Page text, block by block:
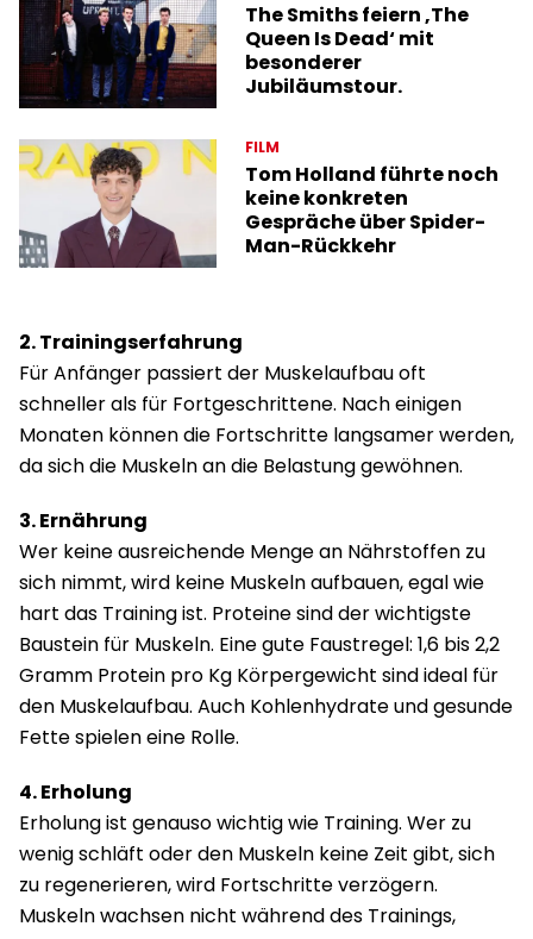
The Smiths feiern ‚The
Queen Is Dead‘ mit
besonderer
Jubiläumstour.
FILM
Tom Holland führte noch
keine konkreten
Gespräche über Spider-
Man-Rückkehr
2. Trainingserfahrung
Für Anfänger passiert der Muskelaufbau oft
schneller als für Fortgeschrittene. Nach einigen
Monaten können die Fortschritte langsamer werden,
da sich die Muskeln an die Belastung gewöhnen.
3. Ernährung
Wer keine ausreichende Menge an Nährstoffen zu
sich nimmt, wird keine Muskeln aufbauen, egal wie
hart das Training ist. Proteine sind der wichtigste
Baustein für Muskeln. Eine gute Faustregel: 1,6 bis 2,2
Gramm Protein pro Kg Körpergewicht sind ideal für
den Muskelaufbau. Auch Kohlenhydrate und gesunde
Fette spielen eine Rolle.
4. Erholung
Erholung ist genauso wichtig wie Training. Wer zu
wenig schläft oder den Muskeln keine Zeit gibt, sich
zu regenerieren, wird Fortschritte verzögern.
Muskeln wachsen nicht während des Trainings,